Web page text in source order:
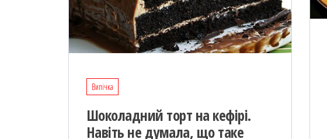
Випічка
Шоколадний торт на кефірі.
Навіть не думала, що таке